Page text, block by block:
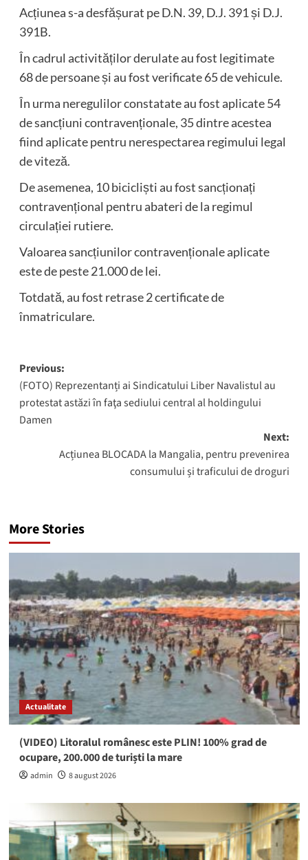
Acțiunea s-a desfășurat pe D.N. 39, D.J. 391 și D.J.
391B.
În cadrul activităților derulate au fost legitimate
68 de persoane și au fost verificate 65 de vehicule.
În urma neregulilor constatate au fost aplicate 54
de sancțiuni contravenționale, 35 dintre acestea
fiind aplicate pentru nerespectarea regimului legal
de viteză.
De asemenea, 10 bicicliști au fost sancționați
contravențional pentru abateri de la regimul
circulației rutiere.
Valoarea sancțiunilor contravenționale aplicate
este de peste 21.000 de lei.
Totdată, au fost retrase 2 certificate de
înmatriculare.
Post
navigation
Previous:
(FOTO) Reprezentanți ai Sindicatului Liber Navalistul au
protestat astăzi în faţa sediului central al holdingului
Damen
Next:
Acțiunea BLOCADA la Mangalia, pentru prevenirea
consumului și traficului de droguri
More Stories
Actualitate
(VIDEO) Litoralul românesc este PLIN! 100% grad de
ocupare, 200.000 de turiști la mare
admin 8 august 2026